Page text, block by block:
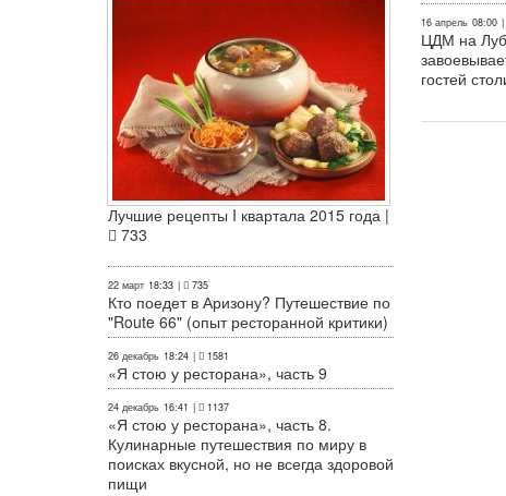
Лучшие рецепты I квартала 2015 года |
733
22 март 18:33 | 735
Кто поедет в Аризону? Путешествие по
"Route 66" (опыт ресторанной критики)
26 декабрь 18:24 | 1581
«Я стою у ресторана», часть 9
24 декабрь 16:41 | 1137
«Я стою у ресторана», часть 8.
Кулинарные путешествия по миру в
поисках вкусной, но не всегда здоровой
пищи
16 апрель 08:00 |
ЦДМ на
гостей